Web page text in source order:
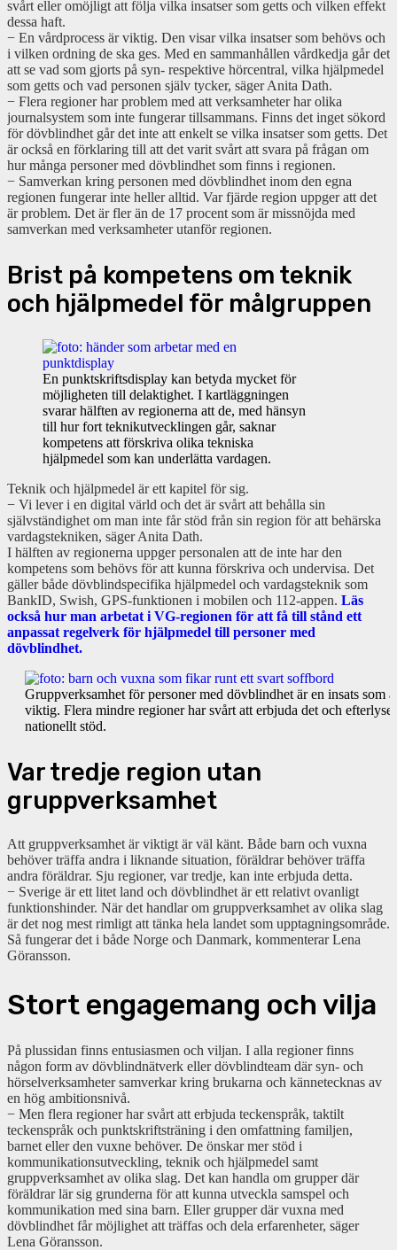
svårt eller omöjligt att följa vilka insatser som getts och vilken effekt
dessa haft.
− En vårdprocess är viktig. Den visar vilka insatser som behövs och
i vilken ordning de ska ges. Med en sammanhållen vårdkedja går det
att se vad som gjorts på syn- respektive hörcentral, vilka hjälpmedel
som getts och vad personen själv tycker, säger Anita Dath.
− Flera regioner har problem med att verksamheter har olika
journalsystem som inte fungerar tillsammans. Finns det inget sökord
för dövblindhet går det inte att enkelt se vilka insatser som getts. Det
är också en förklaring till att det varit svårt att svara på frågan om
hur många personer med dövblindhet som finns i regionen.
− Samverkan kring personen med dövblindhet inom den egna
regionen fungerar inte heller alltid. Var fjärde region uppger att det
är problem. Det är fler än de 17 procent som är missnöjda med
samverkan med verksamheter utanför regionen.
Brist på kompetens om teknik
och hjälpmedel för målgruppen
En punktskriftsdisplay kan betyda mycket för
möjligheten till delaktighet. I kartläggningen
svarar hälften av regionerna att de, med hänsyn
till hur fort teknikutvecklingen går, saknar
kompetens att förskriva olika tekniska
hjälpmedel som kan underlätta vardagen.
Teknik och hjälpmedel är ett kapitel för sig.
− Vi lever i en digital värld och det är svårt att behålla sin
självständighet om man inte får stöd från sin region för att behärska
vardagstekniken, säger Anita Dath.
I hälften av regionerna uppger personalen att de inte har den
kompetens som behövs för att kunna förskriva och undervisa. Det
gäller både dövblindspecifika hjälpmedel och vardagsteknik som
BankID, Swish, GPS-funktionen i mobilen och 112-appen. Läs
också hur man arbetat i VG-regionen för att få till stånd ett
anpassat regelverk för hjälpmedel till personer med
dövblindhet.
Gruppverksamhet för personer med dövblindhet är en insats som
viktig. Flera mindre regioner har svårt att erbjuda det och efterlyser
nationellt stöd.
Var tredje region utan
gruppverksamhet
Att gruppverksamhet är viktigt är väl känt. Både barn och vuxna
behöver träffa andra i liknande situation, föräldrar behöver träffa
andra föräldrar. Sju regioner, var tredje, kan inte erbjuda detta.
− Sverige är ett litet land och dövblindhet är ett relativt ovanligt
funktionshinder. När det handlar om gruppverksamhet av olika slag
är det nog mest rimligt att tänka hela landet som upptagningsområde.
Så fungerar det i både Norge och Danmark, kommenterar Lena
Göransson.
Stort engagemang och vilja
På plussidan finns entusiasmen och viljan. I alla regioner finns
någon form av dövblindnätverk eller dövblindteam där syn- och
hörselverksamheter samverkar kring brukarna och kännetecknas av
en hög ambitionsnivå.
− Men flera regioner har svårt att erbjuda teckenspråk, taktilt
teckenspråk och punktskriftsträning i den omfattning familjen,
barnet eller den vuxne behöver. De önskar mer stöd i
kommunikationsutveckling, teknik och hjälpmedel samt
gruppverksamhet av olika slag. Det kan handla om grupper där
föräldrar lär sig grunderna för att kunna utveckla samspel och
kommunikation med sina barn. Eller grupper där vuxna med
dövblindhet får möjlighet att träffas och dela erfarenheter, säger
Lena Göransson.